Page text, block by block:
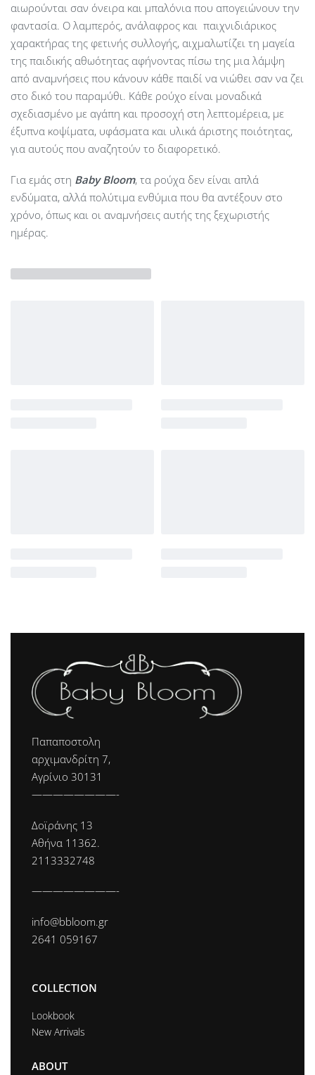
αιωρούνται σαν όνειρα και μπαλόνια που απογειώνουν την
φαντασία. Ο λαμπερός, ανάλαφρος και παιχνιδιάρικος
χαρακτήρας της φετινής συλλογής, αιχμαλωτίζει τη μαγεία
της παιδικής αθωότητας αφήνοντας πίσω της μια λάμψη
από αναμνήσεις που κάνουν κάθε παιδί να νιώθει σαν να ζει
στο δικό του παραμύθι. Κάθε ρούχο είναι μοναδικά
σχεδιασμένο με αγάπη και προσοχή στη λεπτομέρεια, με
έξυπνα κοψίματα, υφάσματα και υλικά άριστης ποιότητας,
για αυτούς που αναζητούν το διαφορετικό.
Για εμάς στη Baby Bloom, τα ρούχα δεν είναι απλά
ενδύματα, αλλά πολύτιμα ενθύμια που θα αντέξουν στο
χρόνο, όπως και οι αναμνήσεις αυτής της ξεχωριστής
ημέρας.
Παπαποστολη
αρχιμανδρίτη 7,
Αγρίνιο 30131
————————-
Δοϊράνης 13
Αθήνα 11362.
2113332748
————————-
info@bbloom.gr
2641 059167
COLLECTION
Lookbook
New Arrivals
ABOUT